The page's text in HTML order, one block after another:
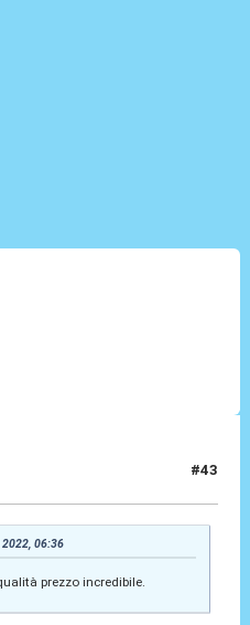
#43
06:36
prezzo incredibile.